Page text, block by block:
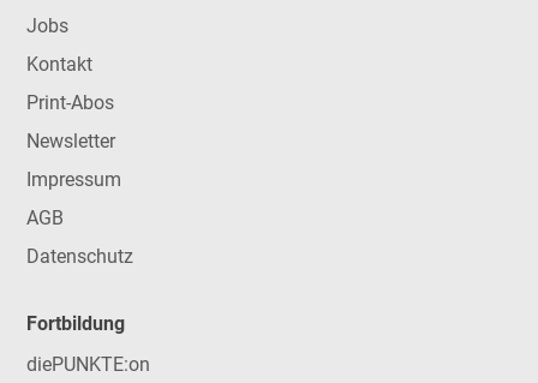
Jobs
Kontakt
Print-Abos
Newsletter
Impressum
AGB
Datenschutz
Fortbildung
diePUNKTE:on